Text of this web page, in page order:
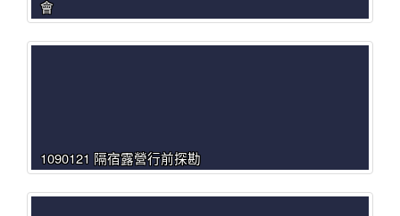
會
1090121 隔宿露營行前探勘